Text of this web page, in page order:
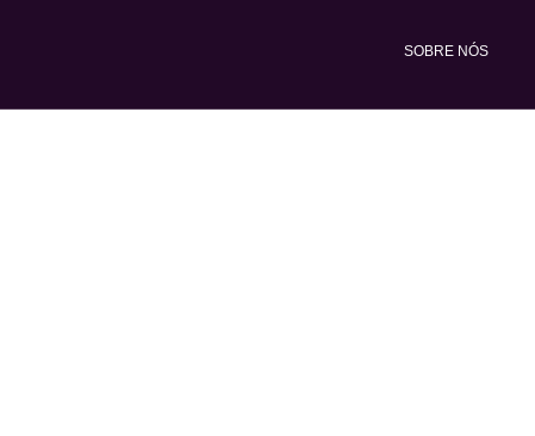
conteúdo
SOBRE NÓS